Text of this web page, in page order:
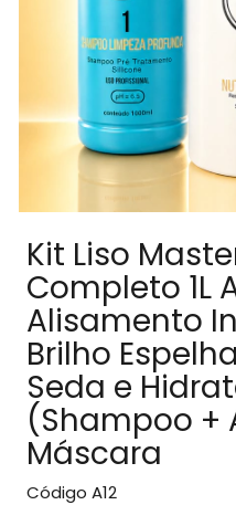
Kit Liso
Completo 1L
Alisamento
Brilho
Seda e
(Shampoo +
Máscara
Código A12